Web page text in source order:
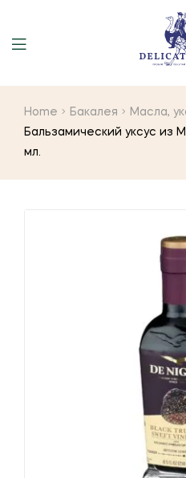
Home Бакалея
Масла,
Бальзамический уксус из
мл.